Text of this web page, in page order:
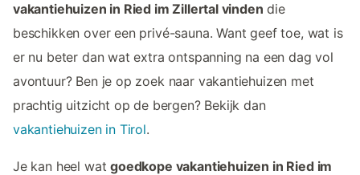
vakantiehuizen in Ried im Zillertal vinden die
beschikken over een privé-sauna. Want geef toe, wat is
er nu beter dan wat extra ontspanning na een dag vol
avontuur? Ben je op zoek naar vakantiehuizen met
prachtig uitzicht op de bergen? Bekijk dan
vakantiehuizen in Tirol.
Je kan heel watgoedkope vakantiehuizen in Ried im